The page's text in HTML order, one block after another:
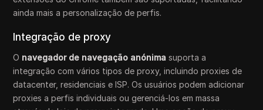
ainda mais a personalização de perfis.
Integração de proxy
O navegador de navegação anónima suporta a
integração com vários tipos de proxy, incluindo proxies de
datacenter, residenciais e ISP. Os usuários podem adicionar
proxies a perfis individuais ou gerenciá-los em massa